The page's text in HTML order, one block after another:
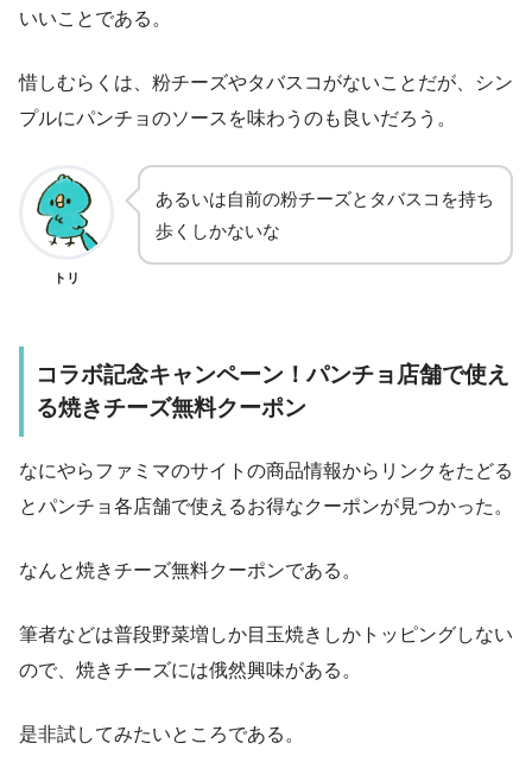
いいことである。
惜しむらくは、粉チーズやタバスコがないことだが、シン
プルにパンチョのソースを味わうのも良いだろう。
トリ
あるいは自前の粉チーズとタバスコを持ち
歩くしかないな
コラボ記念キャンペーン！パンチョ店舗で使え
る焼きチーズ無料クーポン
なにやらファミマのサイトの商品情報からリンクをたどる
とパンチョ各店舗で使えるお得なクーポンが見つかった。
なんと焼きチーズ無料クーポンである。
筆者などは普段野菜増しか目玉焼きしかトッピングしない
ので、焼きチーズには俄然興味がある。
是非試してみたいところである。